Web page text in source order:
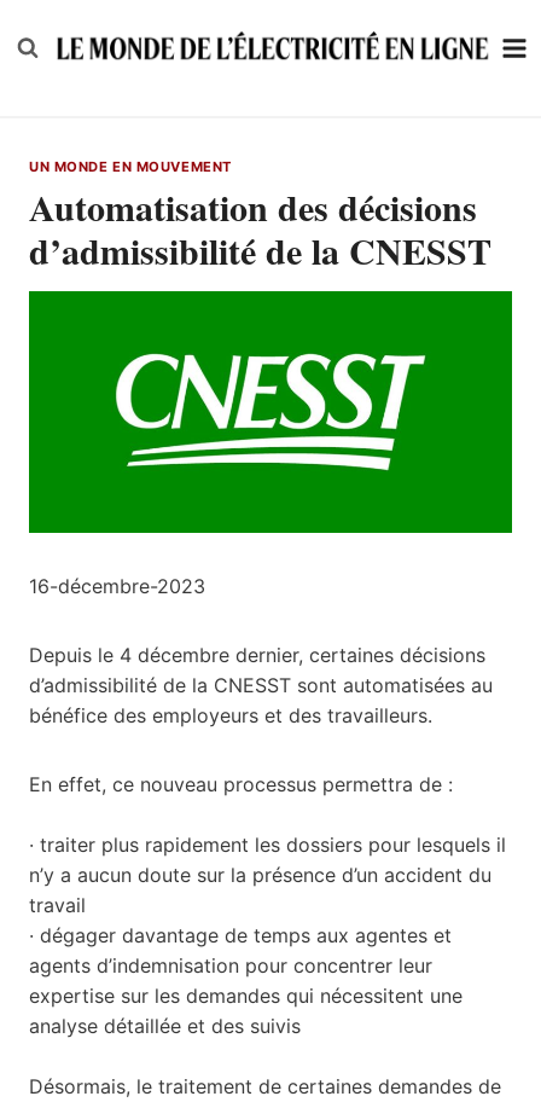
to
UN MONDE EN MOUVEMENT
Automatisation des décisions
d’admissibilité de la CNESST
16-décembre-2023
Depuis le 4 décembre dernier, certaines décisions
d’admissibilité de la CNESST sont automatisées au
bénéfice des employeurs et des travailleurs.
En effet, ce nouveau processus permettra de :
· traiter plus rapidement les dossiers pour lesquels il
n’y a aucun doute sur la présence d’un accident du
travail
· dégager davantage de temps aux agentes et
agents d’indemnisation pour concentrer leur
expertise sur les demandes qui nécessitent une
analyse détaillée et des suivis
Désormais, le traitement de certaines demandes de